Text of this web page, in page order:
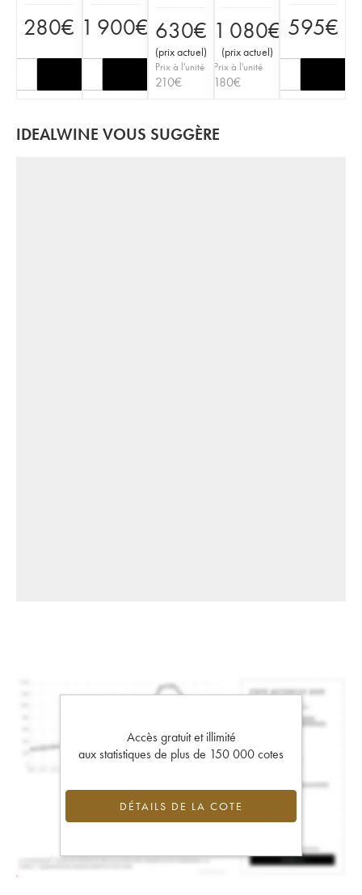
280€ 1 900€ 630€
(prix actuel)
Prix à l'unité
210€
1 080€
(prix actuel)
Prix à l'unité
180€
595€
IDEALWINE VOUS SUGGÈRE
Accès gratuit et illimité
aux statistiques de plus de 150 000 cotes
DÉTAILS DE LA COTE